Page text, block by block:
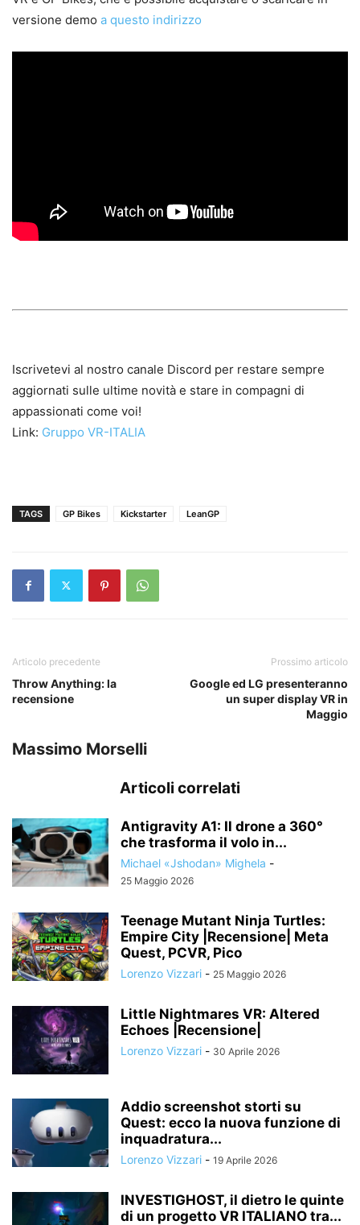
versione demo a questo indirizzo
Iscrivetevi al nostro canale Discord per restare sempre
aggiornati sulle ultime novità e stare in compagni di
appassionati come voi!
Link: Gruppo VR-ITALIA
TAGS GP Bikes Kickstarter LeanGP
Articolo precedente
Throw Anything: la
recensione
Prossimo articolo
Google ed LG presenteranno
un super display VR in
Maggio
Massimo Morselli
Articoli correlati
Antigravity A1: Il drone a 360°
che trasforma il volo in...
Michael «Jshodan» Mighela -
25 Maggio 2026
Teenage Mutant Ninja Turtles:
Empire City |Recensione| Meta
Quest, PCVR, Pico
Lorenzo Vizzari - 25 Maggio 2026
Little Nightmares VR: Altered
Echoes |Recensione|
Lorenzo Vizzari - 30 Aprile 2026
Addio screenshot storti su
Quest: ecco la nuova funzione di
inquadratura...
Lorenzo Vizzari - 19 Aprile 2026
INVESTIGHOST, il dietro le quinte
di un progetto VR ITALIANO tra...